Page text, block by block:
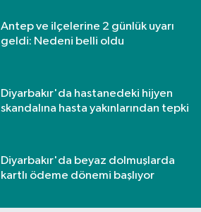
Antep ve ilçelerine 2 günlük uyarı
geldi: Nedeni belli oldu
Diyarbakır'da hastanedeki hijyen
skandalına hasta yakınlarından tepki
Diyarbakır'da beyaz dolmuşlarda
kartlı ödeme dönemi başlıyor